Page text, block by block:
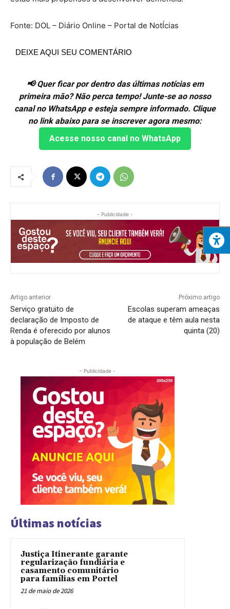
Fonte: DOL – Diário Online – Portal de NotÍcias
DEIXE AQUI SEU COMENTÁRIO
📢 Quer ficar por dentro das últimas notícias em
primeira mão? Não perca tempo! Junte-se ao nosso
canal no WhatsApp e esteja sempre informado. Clique
no link abaixo para se inscrever agora mesmo:
Acesse nosso canal no WhatsApp
- Publicidade -
Artigo anterior
Serviço gratuito de
declaração de Imposto de
Renda é oferecido por alunos
à população de Belém
Próximo artigo
Escolas superam ameaças
de ataque e têm aula nesta
quinta (20)
- Publicidade -
Últimas notícias
Justiça Itinerante garante
regularização fundiária e
casamento comunitário
para famílias em Portel
21 de maio de 2026